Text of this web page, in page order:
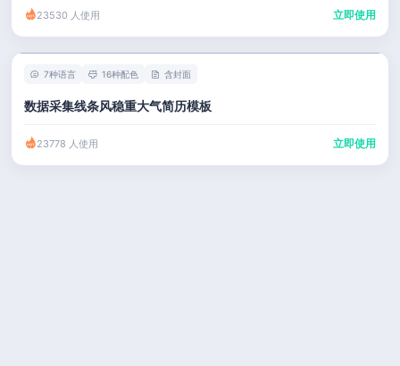
23530 人使用 立即使用
7种语言 16种配色 含封面
数据采集线条风稳重大气简历模板
23778 人使用 立即使用